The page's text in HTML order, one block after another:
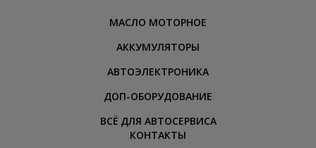
МАСЛО МОТОРНОЕ
АККУМУЛЯТОРЫ
АВТОЭЛЕКТРОНИКА
ДОП-ОБОРУДОВАНИЕ
ВСЁ ДЛЯ АВТОСЕРВИСА
КОНТАКТЫ